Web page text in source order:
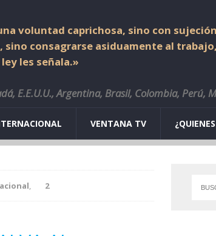
voluntad caprichosa, sino con
consagrarse asiduamente al
les señala.»
E.E.U.U., Argentina, Brasil, Colombia, Perú,
VENTANA TV
, 2